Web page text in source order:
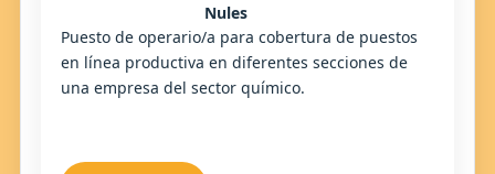
Nules
Puesto de operario/a para cobertura de puestos
en línea productiva en diferentes secciones de
una empresa del sector químico.